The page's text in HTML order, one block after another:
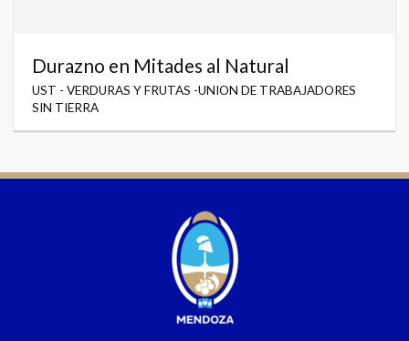
Durazno en Mitades al Natural
UST - VERDURAS Y FRUTAS -UNION DE TRABAJADORES
SIN TIERRA